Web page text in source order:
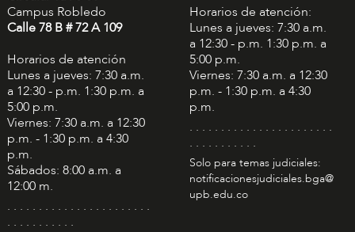
Campus Robledo
Calle 78 B # 72 A 109
Horarios de atención
Lunes a jueves: 7:30 a.m.
a 12:30 - p.m. 1:30 p.m. a
5:00 p.m.
Viernes: 7:30 a.m. a 12:30
p.m. - 1:30 p.m. a 4:30
p.m.
Sábados: 8:00 a.m. a
12:00 m.
. . . . . . . . . . . . . . . . . . . . . . .
. . . . . . . . . . .
Horarios de atención:
Lunes a jueves: 7:30 a.m.
a 12:30 - p.m. 1:30 p.m. a
5:00 p.m.
Viernes: 7:30 a.m. a 12:30
p.m. - 1:30 p.m. a 4:30
p.m.
. . . . . . . . . . . . . . . . . . . . . . .
. . . . . . . . . . .
Solo para temas judiciales:
notificacionesjudiciales.bga@
upb.edu.co